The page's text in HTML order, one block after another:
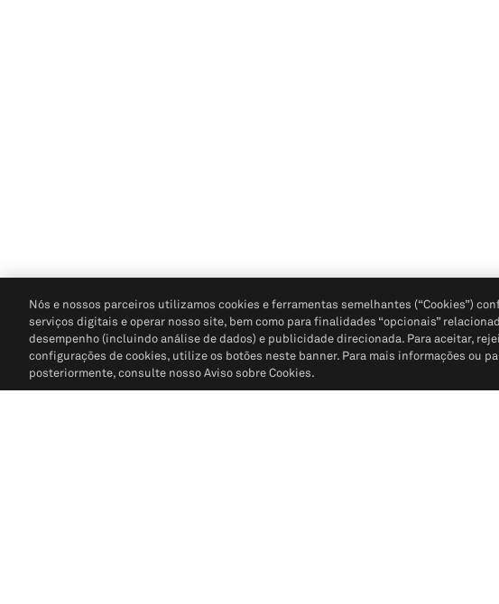
Nós e nossos parceiros utilizamos cookies e ferramentas semelhantes (“Cookies”)
serviços digitais e operar nosso site, bem como para finalidades “opcionais”
desempenho (incluindo análise de dados) e publicidade direcionada. Para aceitar,
configurações de cookies, utilize os botões neste banner. Para mais informações ou
posteriormente, consulte nosso Aviso sobre Cookies.